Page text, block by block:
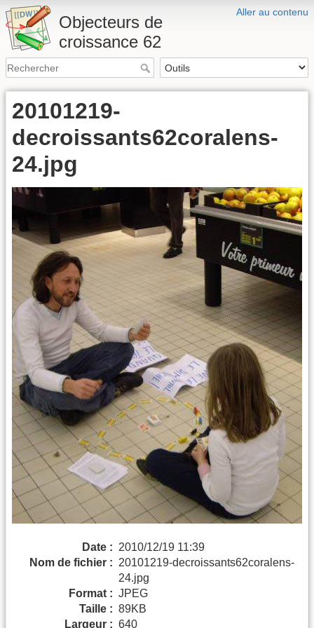
Aller au contenu
Objecteurs de
croissance 62
20101219-
decroissants62coralens-
24.jpg
Date : 2010/12/19 11:39
Nom de fichier : 20101219-decroissants62coralens-
24.jpg
Format : JPEG
Taille : 89KB
Largeur : 640